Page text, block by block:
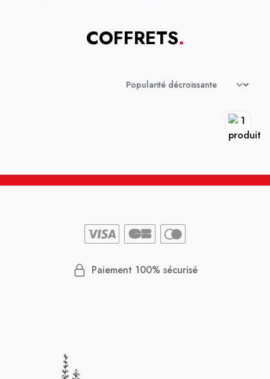
COFFRETS.
Paiement 100% sécurisé